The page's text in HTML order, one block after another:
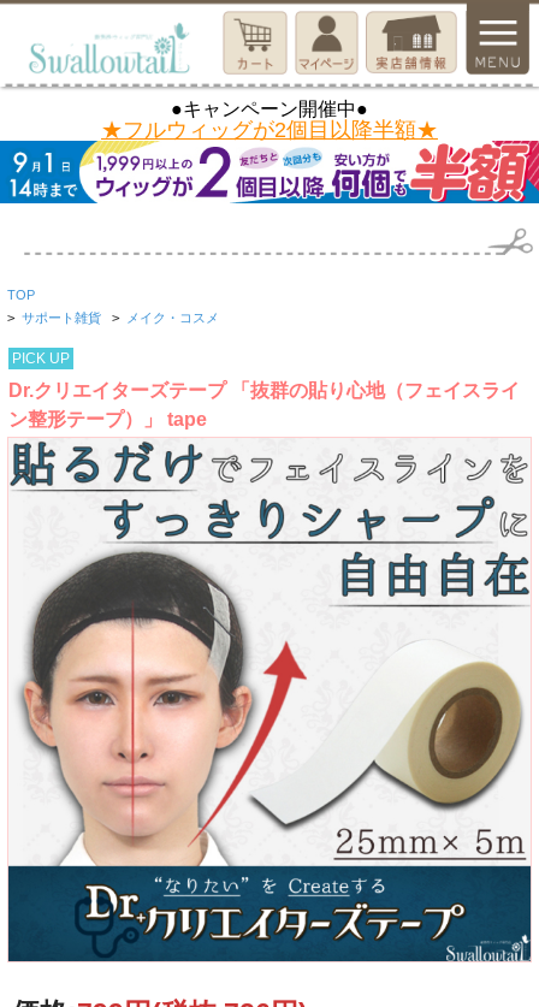
●キャンペーン開催中●
★フルウィッグが2個目以降半額★
TOP
> サポート雑貨 > メイク・コスメ
PICK UP
Dr.クリエイターズテープ 「抜群の貼り心地（フェイスライ
ン整形テープ）」 tape